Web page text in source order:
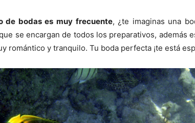
de bodas es muy frecuente, ¿te imaginas una
se encargan de todos los preparativos, además
romántico y tranquilo. Tu boda perfecta ¡te está